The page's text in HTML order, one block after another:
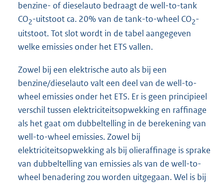
benzine- of dieselauto bedraagt de well-to-tank
CO2-uitstoot ca. 20% van de tank-to-wheel CO2-
uitstoot. Tot slot wordt in de tabel aangegeven
welke emissies onder het ETS vallen.
Zowel bij een elektrische auto als bij een
benzine/dieselauto valt een deel van de well-to-
wheel emissies onder het ETS. Er is geen principieel
verschil tussen elektriciteitsopwekking en raffinage
als het gaat om dubbeltelling in de berekening van
well-to-wheel emissies. Zowel bij
elektriciteitsopwekking als bij olieraffinage is sprake
van dubbeltelling van emissies als van de well-to-
wheel benadering zou worden uitgegaan. Wel is bij